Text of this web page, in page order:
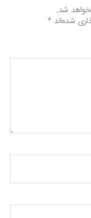
شد.
شده‌اند*